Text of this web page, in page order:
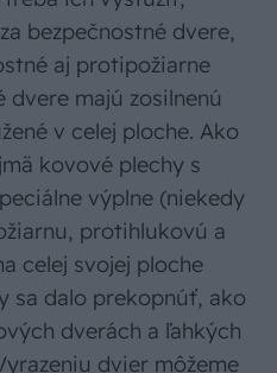
bezpečnostné dvere,
aj protipožiarne
dvere majú zosilnenú
v celej ploche. Ako
kovové plechy s
výplne (niekedy
protihlukovú a
celej svojej ploche
sa dalo prekopnúť, ako
dverách a ľahkých
dvier môžeme